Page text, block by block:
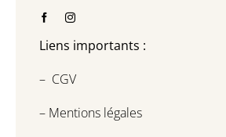
Liens importants :
– CGV
– Mentions légales